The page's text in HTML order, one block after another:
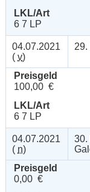
LKL/Art
6 7 LP
04.07.2021
( v)
29.
Preisgeld
100,00 €
LKL/Art
6 7 LP
04.07.2021
( n)
30.
Preisgeld
0,00 €